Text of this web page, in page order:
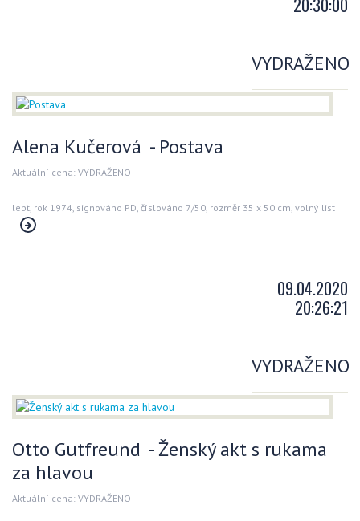
20:30:00
VYDRAŽENO
Alena Kučerová - Postava
Aktuální cena: VYDRAŽENO
lept, rok 1974, signováno PD, číslováno 7/50, rozměr 35 x 50 cm, volný list
09.04.2020
20:26:21
VYDRAŽENO
Otto Gutfreund - Ženský akt s rukama
za hlavou
Aktuální cena: VYDRAŽENO